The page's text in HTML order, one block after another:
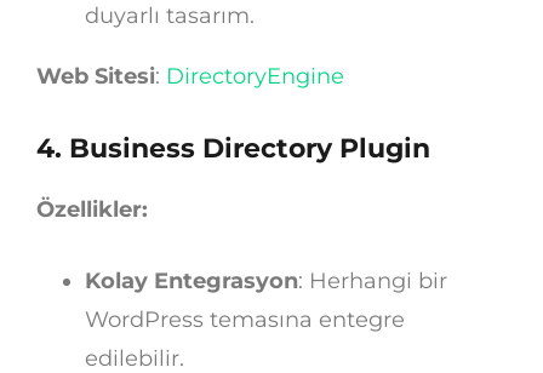
duyarlı tasarım.
Web Sitesi: DirectoryEngine
4. Business Directory Plugin
Özellikler:
Kolay Entegrasyon: Herhangi bir
WordPress temasına entegre
edilebilir.